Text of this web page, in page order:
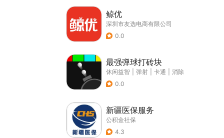
鲸优
深圳市友选电商有限公司
0.0
最强弹球打砖块
休闲益智 弹射 卡通
消除
0.0
新疆医保服务
公积金社保
4.3